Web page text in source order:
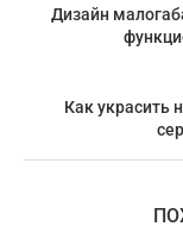
Дизайн
Как украсить